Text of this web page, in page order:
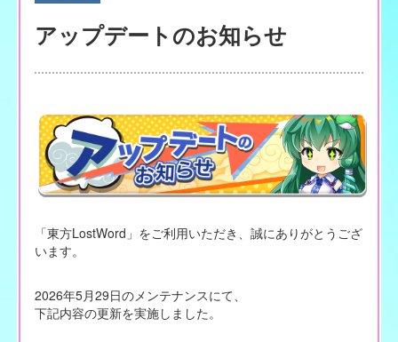
アップデートのお知らせ
「東方LostWord」をご利用いただき、誠にありがとうござ
います。
2026年5月29日のメンテナンスにて、
下記内容の更新を実施しました。